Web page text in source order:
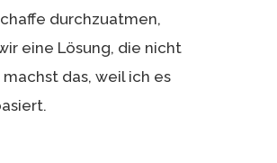
durchzuatmen,
eine Lösung, die nicht
machst das, weil ich es